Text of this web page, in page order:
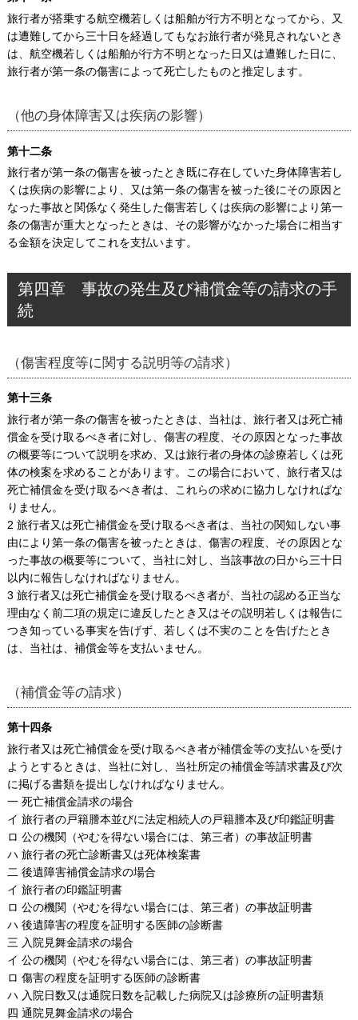
旅行者が搭乗する航空機若しくは船舶が行方不明となってから、又
は遭難してから三十日を経過してもなお旅行者が発見されないとき
は、航空機若しくは船舶が行方不明となった日又は遭難した日に、
旅行者が第一条の傷害によって死亡したものと推定します。
（他の身体障害又は疾病の影響）
第十二条
旅行者が第一条の傷害を被ったとき既に存在していた身体障害若し
くは疾病の影響により、又は第一条の傷害を被った後にその原因と
なった事故と関係なく発生した傷害若しくは疾病の影響により第一
条の傷害が重大となったときは、その影響がなかった場合に相当す
る金額を決定してこれを支払います。
第四章 事故の発生及び補償金等の請求の手
続
（傷害程度等に関する説明等の請求）
第十三条
旅行者が第一条の傷害を被ったときは、当社は、旅行者又は死亡補
償金を受け取るべき者に対し、傷害の程度、その原因となった事故
の概要等について説明を求め、又は旅行者の身体の診療若しくは死
体の検案を求めることがあります。この場合において、旅行者又は
死亡補償金を受け取るべき者は、これらの求めに協力しなければな
りません。
2 旅行者又は死亡補償金を受け取るべき者は、当社の関知しない事
由により第一条の傷害を被ったときは、傷害の程度、その原因とな
った事故の概要等について、当社に対し、当該事故の日から三十日
以内に報告しなければなりません。
3 旅行者又は死亡補償金を受け取るべき者が、当社の認める正当な
理由なく前二項の規定に違反したとき又はその説明若しくは報告に
つき知っている事実を告げず、若しくは不実のことを告げたとき
は、当社は、補償金等を支払いません。
（補償金等の請求）
第十四条
旅行者又は死亡補償金を受け取るべき者が補償金等の支払いを受け
ようとするときは、当社に対し、当社所定の補償金等請求書及び次
に掲げる書類を提出しなければなりません。
一 死亡補償金請求の場合
イ 旅行者の戸籍謄本並びに法定相続人の戸籍謄本及び印鑑証明書
ロ 公の機関（やむを得ない場合には、第三者）の事故証明書
ハ 旅行者の死亡診断書又は死体検案書
二 後遺障害補償金請求の場合
イ 旅行者の印鑑証明書
ロ 公の機関（やむを得ない場合には、第三者）の事故証明書
ハ 後遺障害の程度を証明する医師の診断書
三 入院見舞金請求の場合
イ 公の機関（やむを得ない場合には、第三者）の事故証明書
ロ 傷害の程度を証明する医師の診断書
ハ 入院日数又は通院日数を記載した病院又は診療所の証明書類
四 通院見舞金請求の場合